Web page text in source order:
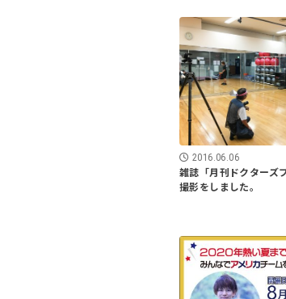
2016.06.06
雑誌「月刊ドクターズ
撮影をしました。